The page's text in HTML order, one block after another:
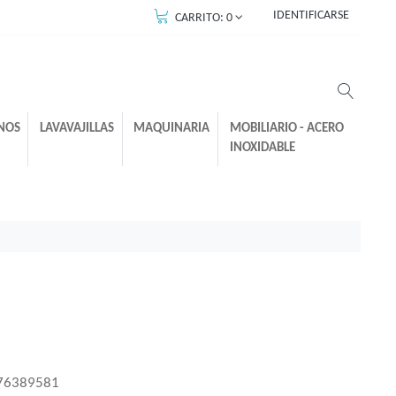
CARRITO:0 IDENTIFICARSE
LAVAVAJILLAS MAQUINARIA
MOBILIARIO - ACERO
INOXIDABLE